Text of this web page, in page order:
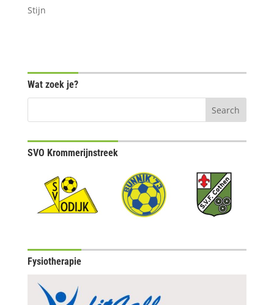
Stijn
Wat zoek je?
SVO Krommerijnstreek
Fysiotherapie